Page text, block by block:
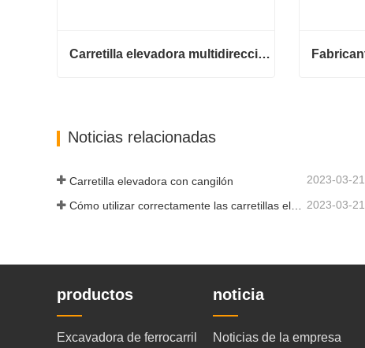
Carretilla elevadora multidireccional de carrocería ancha de 3,5 a 5 toneladas
Noticias relacionadas
Carretilla elevadora con cangilón 2023-03-21
2023-03-21
productos
Excavadora de ferrocarril
noticia
Noticias de la empresa